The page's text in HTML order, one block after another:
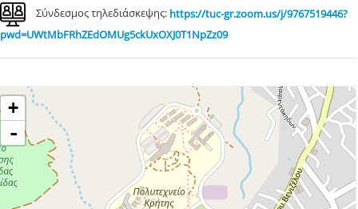
Σύνδεσμος τηλεδιάσκεψης: https://tuc-gr.zoom.us/j/9767519446?
pwd=UWtMbFRhZEdOMUg5ckUxOXJ0T1NpZz09
+
-